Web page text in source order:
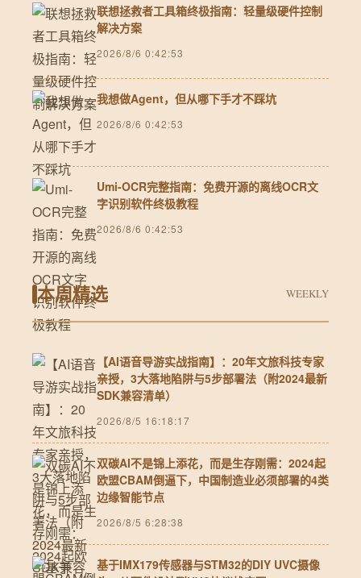
联想拯救者工具箱终极指南：轻量级硬件控制
解决方案
2026/8/6 0:42:53
我想做Agent，但从哪下手才不踩坑
2026/8/6 0:42:53
Umi-OCR完整指南：免费开源的离线OCR文
字识别软件终极教程
2026/8/6 0:42:53
本周精选 WEEKLY
【AI语音导游实战指南】：20年文旅科技专家
亲授，3大落地陷阱与5步部署法（附2024最新
SDK兼容清单）
2026/8/5 16:18:17
双碳AI不是锦上添花，而是生存刚需：2024起
欧盟CBAM倒逼下，中国制造业必须部署的4类
边缘智能节点
2026/8/5 6:28:38
基于IMX179传感器与STM32的DIY UVC摄像